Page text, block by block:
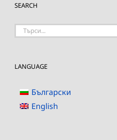
SEARCH
Търсене
LANGUAGE
Български
English